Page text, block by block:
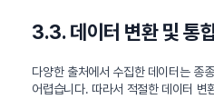
3.3. 데이터 변환 및 통
다양한 출처에서 수집한 데이터는 종
어렵습니다. 따라서 적절한 데이터 변